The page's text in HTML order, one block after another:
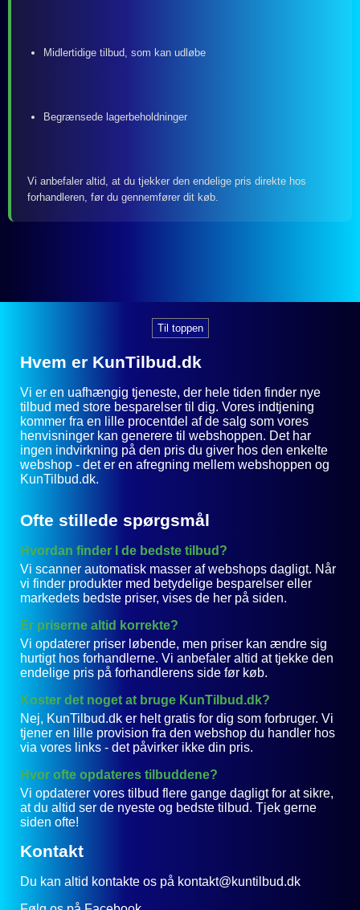
Midlertidige tilbud, som kan udløbe
Begrænsede lagerbeholdninger
Vi anbefaler altid, at du tjekker den endelige pris direkte hos
forhandleren, før du gennemfører dit køb.
Til toppen
Hvem er KunTilbud.dk
Vi er en uafhængig tjeneste, der hele tiden finder nye
tilbud med store besparelser til dig. Vores indtjening
kommer fra en lille procentdel af de salg som vores
henvisninger kan generere til webshoppen. Det har
ingen indvirkning på den pris du giver hos den enkelte
webshop - det er en afregning mellem webshoppen og
KunTilbud.dk.
Ofte stillede spørgsmål
Hvordan finder I de bedste tilbud?
Vi scanner automatisk masser af webshops dagligt. Når
vi finder produkter med betydelige besparelser eller
markedets bedste priser, vises de her på siden.
Er priserne altid korrekte?
Vi opdaterer priser løbende, men priser kan ændre sig
hurtigt hos forhandlerne. Vi anbefaler altid at tjekke den
endelige pris på forhandlerens side før køb.
Koster det noget at bruge KunTilbud.dk?
Nej, KunTilbud.dk er helt gratis for dig som forbruger. Vi
tjener en lille provision fra den webshop du handler hos
via vores links - det påvirker ikke din pris.
Hvor ofte opdateres tilbuddene?
Vi opdaterer vores tilbud flere gange dagligt for at sikre,
at du altid ser de nyeste og bedste tilbud. Tjek gerne
siden ofte!
Kontakt
Du kan altid kontakte os på kontakt@kuntilbud.dk